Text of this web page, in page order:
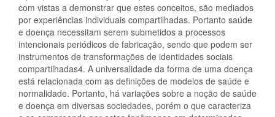
com vistas a demonstrar que estes conceitos, são mediados
por experiências individuais compartilhadas. Portanto saúde
e doença necessitam serem submetidos a processos
intencionais periódicos de fabricação, sendo que podem ser
instrumentos de transformações de identidades sociais
compartilhadas4. A universalidade da forma de uma doença
está relacionada com as definições de modelos de saúde e
normalidade. Portanto, há variações sobre a noção de saúde
e doença em diversas sociedades, porém o que caracteriza